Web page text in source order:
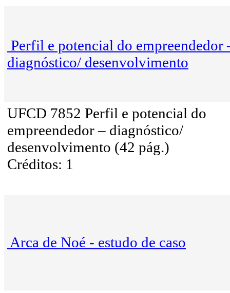
Perfil e potencial do empreendedor
diagnóstico/ desenvolvimento
UFCD 7852 Perfil e potencial do
empreendedor – diagnóstico/
desenvolvimento (42 pág.)
Créditos: 1
Arca de Noé - estudo de caso